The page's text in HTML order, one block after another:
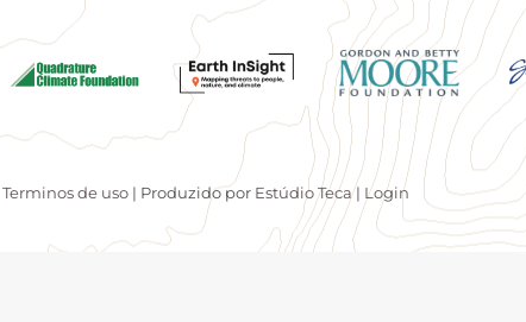
Terminos de uso | Produzido por Estúdio Teca| Login